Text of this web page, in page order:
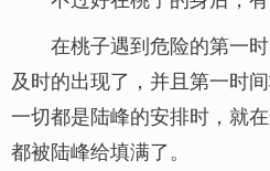
在桃子遇到危险的第一
及时的出现了，并且第一时
一切都是陆峰的安排时，就
都被陆峰给填满了。